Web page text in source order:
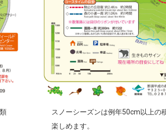
スノーシーズンは例年50cm以上の
楽しめます。